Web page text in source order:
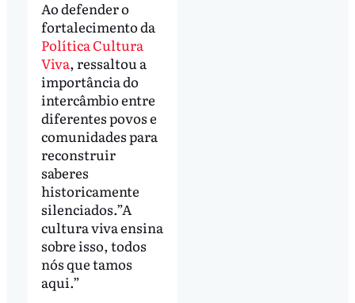
Ao defender o
fortalecimento da
Política Cultura
Viva, ressaltou a
importância do
intercâmbio entre
diferentes povos e
comunidades para
reconstruir
saberes
historicamente
silenciados.”A
cultura viva ensina
sobre isso, todos
nós que tamos
aqui.”